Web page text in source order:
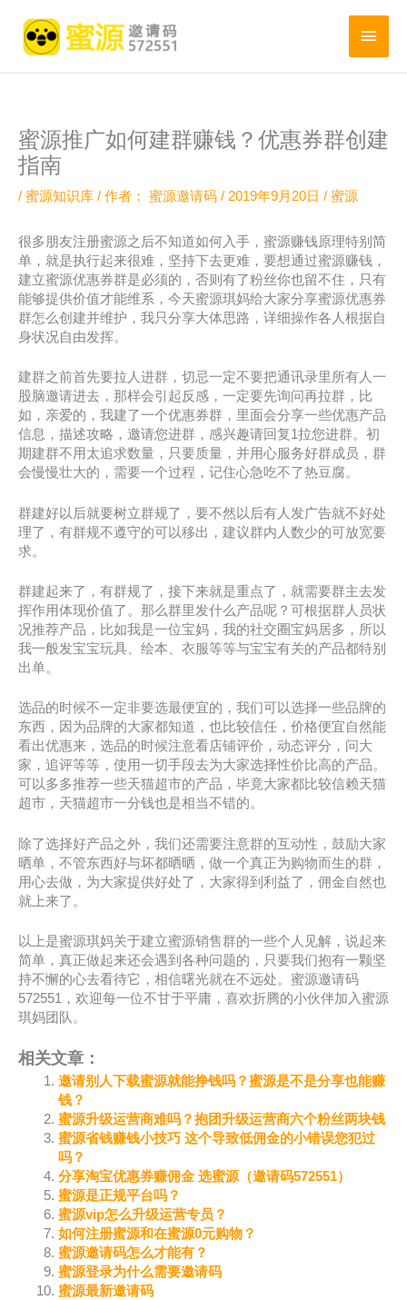
主
菜
蜜源推广如何建群赚钱？优惠券群创建
指南
/ 蜜源知识库 / 作者： 蜜源邀请码 / 2019年9月20日 / 蜜源
很多朋友注册蜜源之后不知道如何入手，蜜源赚钱原理特别简
单，就是执行起来很难，坚持下去更难，要想通过蜜源赚钱，
建立蜜源优惠券群是必须的，否则有了粉丝你也留不住，只有
能够提供价值才能维系，今天蜜源琪妈给大家分享蜜源优惠券
群怎么创建并维护，我只分享大体思路，详细操作各人根据自
身状况自由发挥。
建群之前首先要拉人进群，切忌一定不要把通讯录里所有人一
股脑邀请进去，那样会引起反感，一定要先询问再拉群，比
如，亲爱的，我建了一个优惠券群，里面会分享一些优惠产品
信息，描述攻略，邀请您进群，感兴趣请回复1拉您进群。初
期建群不用太追求数量，只要质量，并用心服务好群成员，群
会慢慢壮大的，需要一个过程，记住心急吃不了热豆腐。
群建好以后就要树立群规了，要不然以后有人发广告就不好处
理了，有群规不遵守的可以移出，建议群内人数少的可放宽要
求。
群建起来了，有群规了，接下来就是重点了，就需要群主去发
挥作用体现价值了。那么群里发什么产品呢？可根据群人员状
况推荐产品，比如我是一位宝妈，我的社交圈宝妈居多，所以
我一般发宝宝玩具、绘本、衣服等等与宝宝有关的产品都特别
出单。
选品的时候不一定非要选最便宜的，我们可以选择一些品牌的
东西，因为品牌的大家都知道，也比较信任，价格便宜自然能
看出优惠来，选品的时候注意看店铺评价，动态评分，问大
家，追评等等，使用一切手段去为大家选择性价比高的产品。
可以多多推荐一些天猫超市的产品，毕竟大家都比较信赖天猫
超市，天猫超市一分钱也是相当不错的。
除了选择好产品之外，我们还需要注意群的互动性，鼓励大家
晒单，不管东西好与坏都晒晒，做一个真正为购物而生的群，
用心去做，为大家提供好处了，大家得到利益了，佣金自然也
就上来了。
以上是蜜源琪妈关于建立蜜源销售群的一些个人见解，说起来
简单，真正做起来还会遇到各种问题的，只要我们抱有一颗坚
持不懈的心去看待它，相信曙光就在不远处。蜜源邀请码
572551，欢迎每一位不甘于平庸，喜欢折腾的小伙伴加入蜜源
琪妈团队。
相关文章：
邀请别人下载蜜源就能挣钱吗？蜜源是不是分享也能赚
钱？
蜜源升级运营商难吗？抱团升级运营商六个粉丝两块钱
蜜源省钱赚钱小技巧 这个导致低佣金的小错误您犯过
吗？
分享淘宝优惠券赚佣金 选蜜源（邀请码572551）
蜜源是正规平台吗？
蜜源vip怎么升级运营专员？
如何注册蜜源和在蜜源0元购物？
蜜源邀请码怎么才能有？
蜜源登录为什么需要邀请码
蜜源最新邀请码